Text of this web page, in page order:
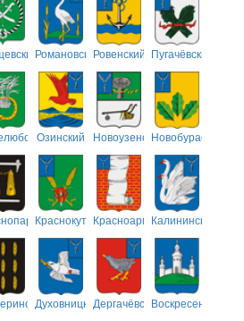
РомановскийРовенский Пугачёвский
Озинский НовоузенскийНовобурасский
КраснокутскийКрасноармейский
Калининский
ДуховницкийДергачёвскийВоскресенский